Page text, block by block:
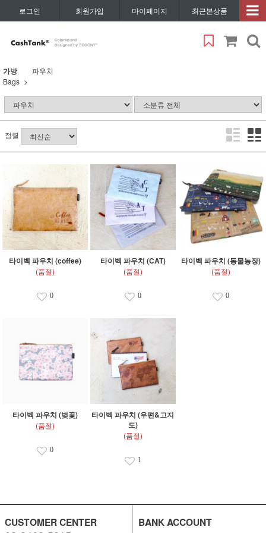
로그인 회원가입 마이페이지 최근본상품
가방
Bags
파우치
정렬
타이벡 파우치 (coffee)
(품절)
0
타이벡 파우치 (CAT)
(품절)
0
타이벡 파우치 (동물농장)
(품절)
0
타이벡 파우치 (벚꽃)
(품절)
0
타이벡 파우치 (우편&고지
도)
(품절)
1
CUSTOMER CENTER BANK ACCOUNT